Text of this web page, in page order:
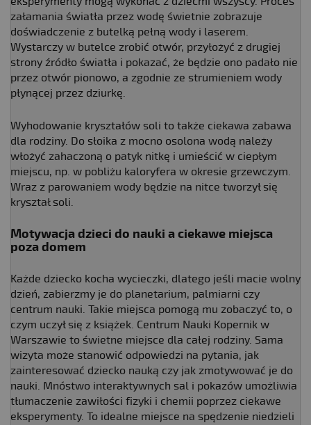
załamania światła przez wodę świetnie zobrazuje
doświadczenie z butelką pełną wody i laserem.
Wystarczy w butelce zrobić otwór, przyłożyć z drugiej
strony źródło światła i pokazać, że będzie ono padało nie
przez otwór pionowo, a zgodnie ze strumieniem wody
płynącej przez dziurkę.
Wyhodowanie kryształów soli to także ciekawa zabawa
dla rodziny. Do słoika z mocno osolona wodą należy
włożyć zahaczoną o patyk nitkę i umieścić w ciepłym
miejscu, np. w pobliżu kaloryfera w okresie grzewczym.
Wraz z parowaniem wody będzie na nitce tworzył się
kryształ soli.
Motywacja dzieci do nauki a ciekawe miejsca
poza domem
Każde dziecko kocha wycieczki, dlatego jeśli macie wolny
dzień, zabierzmy je do planetarium, palmiarni czy
centrum nauki. Takie miejsca pomogą mu zobaczyć to, o
czym uczył się z książek. Centrum Nauki Kopernik w
Warszawie to świetne miejsce dla całej rodziny. Sama
wizyta może stanowić odpowiedzi na pytania, jak
zainteresować dziecko nauką czy jak zmotywować je do
nauki. Mnóstwo interaktywnych sal i pokazów umożliwia
tłumaczenie zawiłości fizyki i chemii poprzez ciekawe
eksperymenty. To idealne miejsce na spędzenie niedzieli